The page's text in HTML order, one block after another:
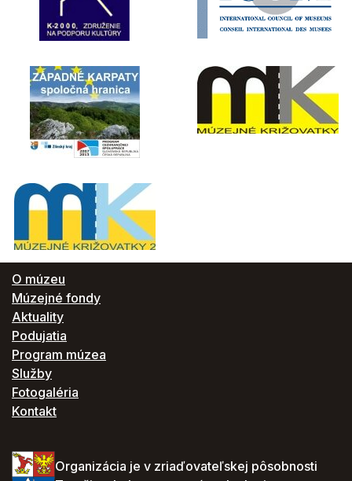
O múzeu
Múzejné fondy
Aktuality
Podujatia
Program múzea
Služby
Fotogaléria
Kontakt
Organizácia je v zriaďovateľskej pôsobnosti